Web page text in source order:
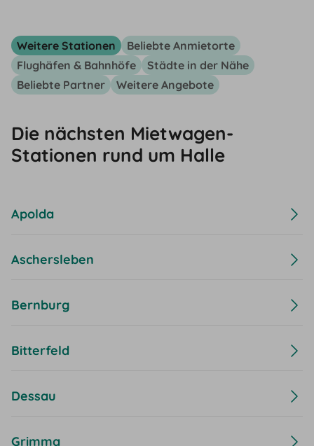
Weitere Stationen
Beliebte Anmietorte
Flughäfen & Bahnhöfe
Städte in der Nähe
Beliebte Partner
Weitere Angebote
Die nächsten Mietwagen-
Stationen rund um Halle
Apolda
Aschersleben
Bernburg
Bitterfeld
Dessau
Grimma